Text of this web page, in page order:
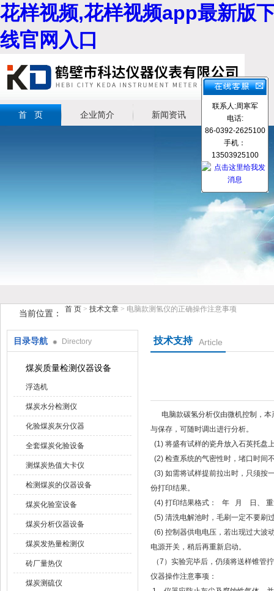
花样视频,花样视频app最新版
线官网入口
首 页 企业简介 新闻资讯 产品展示
当前位置： 首 页 > 技术文章 > 电脑款测氢仪的正确操作注意事项
目录导航 Directory
煤炭质量检测仪器设备
浮选机
煤炭水分检测仪
化验煤炭灰分仪器
全套煤炭化验设备
测煤炭热值大卡仪
检测煤炭的仪器设备
煤炭化验室设备
煤炭分析仪器设备
煤炭发热量检测仪
砖厂量热仪
煤炭测硫仪
技术支持 Article
电脑款碳氢分析仪由微机控制，本
与保存，可随时调出进行分析。
(1) 将盛有试样的瓷舟放入石英托盘上后
(2) 检查系统的气密性时，堵口时间不
(3) 如需将试样提前拉出时，只须按
份打印结果。
(4) 打印结果格式： 年 月 日、 重
(5) 清洗电解池时，毛刷一定不要刷过
(6) 控制器供电电压，若出现过大波动
电源开关，稍后再重新启动。
（7）实验完毕后，仍须将送样锥管拧
仪器操作注意事项：
联系人:周寒军
电话:
86-0392-2625100
手机：
13503925100